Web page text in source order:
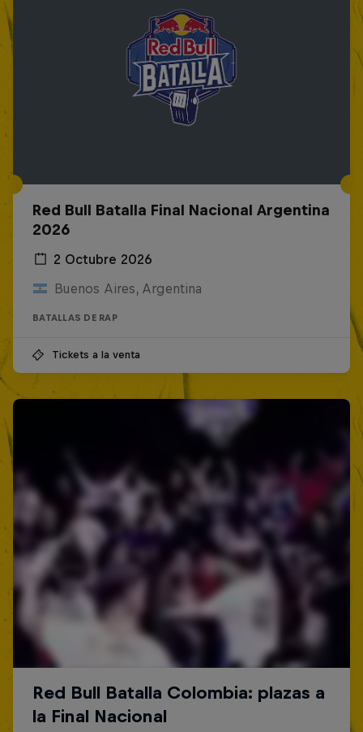
Red Bull Batalla Final Nacional Argentina
2026
2 Octubre 2026
Buenos Aires, Argentina
BATALLAS DE RAP
Tickets a la venta